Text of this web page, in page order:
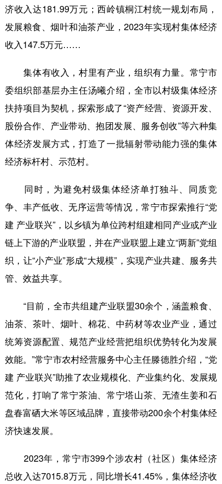
济收入达181.99万元；西岭镇桐江村统一规划布局，
发展粮食、烟叶和油茶产业，2023年实现村集体经济
收入147.5万元……
集体有收入，村里有产业，组织有力量。常宁市
委组织部基层办主任汤曦介绍，全市以村级集体经济
扶持项目为契机，探索形成了“资产经营、资源开发、
股份合作、产业带动、抱团发展、服务创收”等六种集
体经济发展方式，打造了一批辐射带动能力强的集体
经济标杆村、示范村。
同时，为避免村级集体经济单打独斗、同质竞
争、丰产低收、无序运营等情况，常宁市探索推行“党
建 产业联兴”，以乡镇为单位跨村组建相同产业或产业
链上下游的产业联盟，并在产业联盟上建立“两新”党组
织，让“小产业”形成“大规模”，实现产业共建、服务共
管、效益共享。
“目前，全市共组建产业联盟30余个，涵盖粮食、
油茶、茶叶、烟叶、棉花、中药材等农业产业，通过
统筹资源配置、规范产业经营把组织优势转化为发展
效能。”常宁市农村经营服务中心主任滕德胜介绍，“党
建 产业联兴”助推了农业规模化、产业集约化、发展规
范化，打响了常宁茶油、常宁塔山茶、无渣生姜和石
盘春富硒大米等区域品牌，直接带动200余个村集体经
济快速发展。
2023年，常宁市399个涉农村（社区）集体经济
总收入达7015.8万元，同比增长41.45%，集体经济收